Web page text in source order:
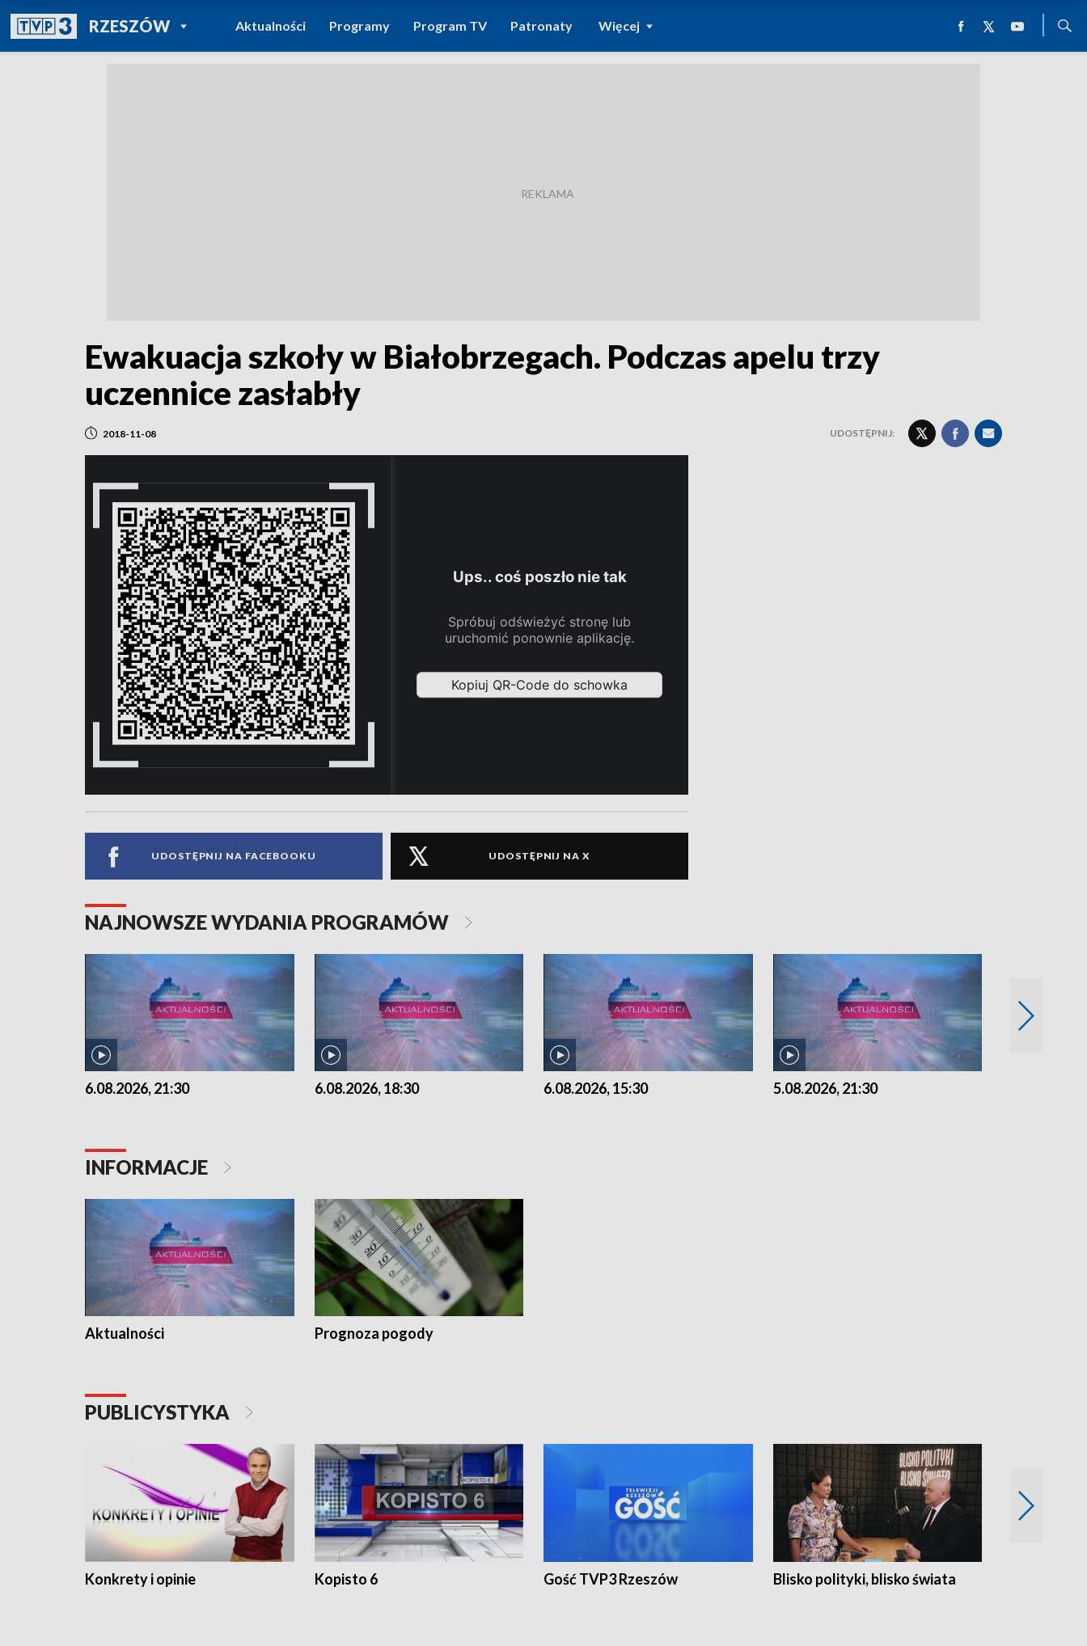
RZESZÓWPOWRÓT DO
TVP REGIONY
Aktualności Programy Program TV Patronaty Więcej
Ewakuacja szkoły w Białobrzegach. Podczas apelu trzy
uczennice zasłabły
2018-11-08 UDOSTĘPNIJ:
UDOSTĘPNIJ NA FACEBOOKU UDOSTĘPNIJ NA X
NAJNOWSZE WYDANIA PROGRAMÓW
6.08.2026, 21:30 6.08.2026, 18:30 6.08.2026, 15:30 5.08.2026, 21:30
INFORMACJE
Aktualności Prognoza pogody
PUBLICYSTYKA
Konkrety i opinie Kopisto 6 Gość TVP3 Rzeszów Blisko polityki, blisko świata